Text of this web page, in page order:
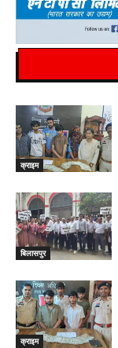
क्राइम
बिलासपुर
क्राइम